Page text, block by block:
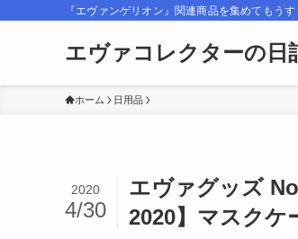
『エヴァンゲリオン』関連商品を集めてもう
エヴァコレクターの日
ホーム 日用品
エヴァグッズ
2020】マスクケ
2020
4/30